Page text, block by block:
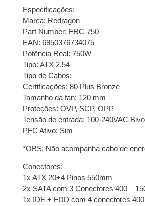
juros
9x deR$53,05com
juros
Especificações:
Marca: Redragon
Part Number: FRC-750
EAN: 6950376734075
Potência Real: 750W
Tipo: ATX 2.54
Tipo de Cabos:
Certificações: 80 Plus Bronze
Tamanho da fan: 120 mm
Proteções: OVP, SCP, OPP
Tensão de entrada: 100-240VAC
PFC Ativo: Sim
*OBS: Não acompanha cabo de
Conectores:
1x ATX 20+4 Pinos 550mm
2x SATA com 3 Conectores 400 –
1x IDE + FDD com 4 conectores